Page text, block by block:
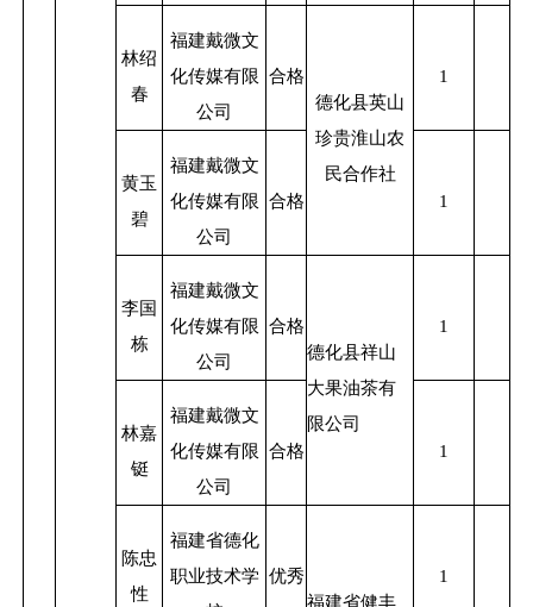
林绍
春
福建戴微文
化传媒有限
公司
合格
德化县英山
珍贵淮山农
民合作社
1
黄玉
碧
福建戴微文
化传媒有限
公司
合格 1
李国
栋
福建戴微文
化传媒有限
公司
合格
德化县祥山
大果油茶有
限公司
1
林嘉
铤
福建戴微文
化传媒有限
公司
合格 1
陈忠
性
福建省德化
职业技术学 优秀
福建省健丰
1